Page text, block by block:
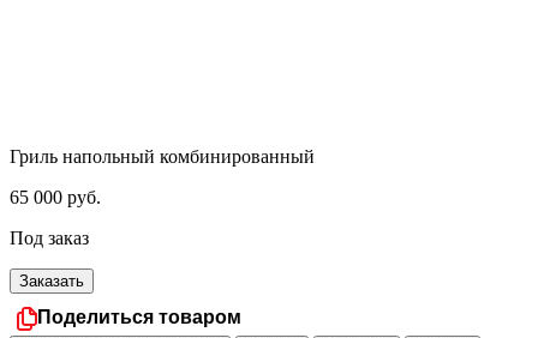
Гриль напольный комбинированный
65 000 руб.
Под заказ
Заказать
Поделиться товаром